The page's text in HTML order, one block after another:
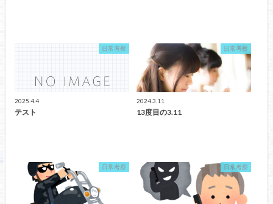
日常考察
2025.4.4
テスト
日常考察
2024.3.11
13度目の3.11
日常考察 日常考察